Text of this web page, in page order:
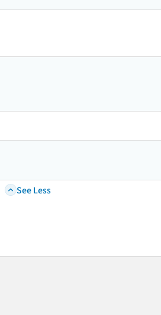
See Less